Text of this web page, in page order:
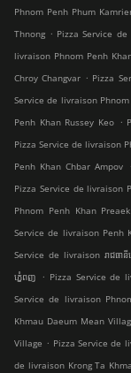
Phnom Penh Phum
Thnong . Pizza Service
livraison Phnom Penh
Chroy Changvar . Pizza
Service de livraison
Penh Khan Russey Keo .
Pizza Service de livraison
Penh Khan Chbar Ampov
Pizza Service de livraison
Phnom Penh Khan
Service de livraison Penh
Service de livraison រាជធា
ភ្នំេពញ
. Pizza Service de
Service de livraison
Khmau Daeum Mean
Village . Pizza Service de
de livraison Krong Ta